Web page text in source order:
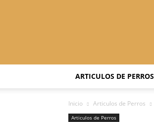
ARTICULOS DE PERROS
Inicio Articulos de Perros
Articulos de Perros